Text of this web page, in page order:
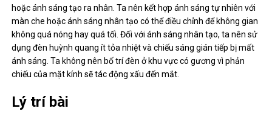
hoặc ánh sáng tạo ra nhân. Ta nên kết hợp ánh sáng tự nhiên với
màn che hoặc ánh sáng nhân tạo có thể điều chỉnh để không gian
không quá nóng hay quá tối. Đối với ánh sáng nhân tạo, ta nên sử
dụng đèn huỳnh quang ít tỏa nhiệt và chiếu sáng gián tiếp bị mất
ánh sáng. Ta không nên bố trí đèn ở khu vực có gương vì phản
chiếu của mặt kính sẽ tác động xấu đến mắt.
Lý trí bài